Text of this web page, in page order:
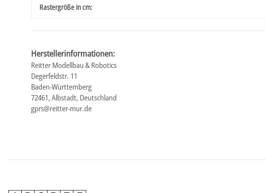
Rastergröße in cm:
Herstellerinformationen:
Reitter Modellbau & Robotics
Degerfeldstr. 11
Baden-Württemberg
72461, Albstadt, Deutschland
gprs@reitter-mur.de